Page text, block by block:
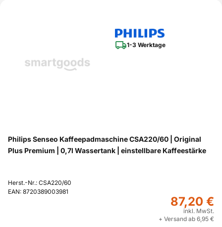
1-3 Werktage
Philips Senseo Kaffeepadmaschine CSA220/60 | Original
Plus Premium | 0,7l Wassertank | einstellbare Kaffeestärke
Herst.-Nr.: CSA220/60
EAN: 8720389003981
87,20 €
inkl. MwSt.
+ Versand ab 6,95 €